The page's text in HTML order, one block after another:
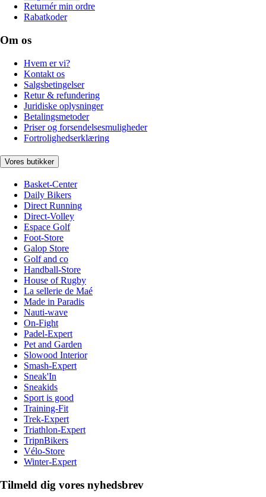
Returnér min ordre
Rabatkoder
Om os
Hvem er vi?
Kontakt os
Salgsbetingelser
Retur & refundering
Juridiske oplysninger
Betalingsmetoder
Priser og forsendelsesmuligheder
Fortrolighedserklæring
Vores butikker
Basket-Center
Daily Bikers
Direct Running
Direct-Volley
Espace Golf
Foot-Store
Galop Store
Golf and co
Handball-Store
House of Rugby
La sellerie de Maé
Made in Paradis
Nauti-wave
On-Fight
Padel-Expert
Pet and Garden
Slowood Interior
Smash-Expert
Sneak'In
Sneakids
Sport is good
Training-Fit
Trek-Expert
Triathlon-Expert
TripnBikers
Vélo-Store
Winter-Expert
Tilmeld dig vores nyhedsbrev